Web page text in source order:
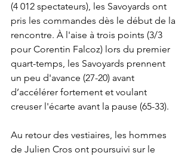
(4 012 spectateurs), les Savoyards ont
pris les commandes dès le début de la
rencontre. À l'aise à trois points (3/3
pour Corentin Falcoz) lors du premier
quart-temps, les Savoyards prennent
un peu d'avance (27-20) avant
d’accélérer fortement et voulant
creuser l'écarte avant la pause (65-33).
Au retour des vestiaires, les hommes
de Julien Cros ont poursuivi sur le